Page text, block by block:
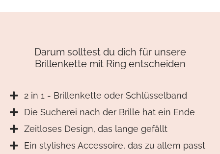
Darum solltest du dich für unsere
Brillenkette mit Ring entscheiden
2 in 1 - Brillenkette oder Schlüsselband
Die Sucherei nach der Brille hat ein Ende
Zeitloses Design, das lange gefällt
Ein stylishes Accessoire, das zu allem passt